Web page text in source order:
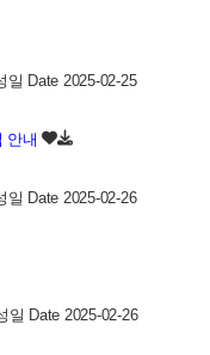
일 Date 2025-02-25
안내
일 Date 2025-02-26
일 Date 2025-02-26